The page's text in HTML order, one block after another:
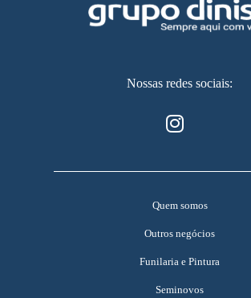
Nossas redes sociais:
Quem somos
Outros negócios
Funilaria e Pintura
Seminovos